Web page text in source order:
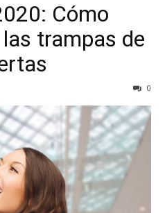
Cómo
trampas de
0